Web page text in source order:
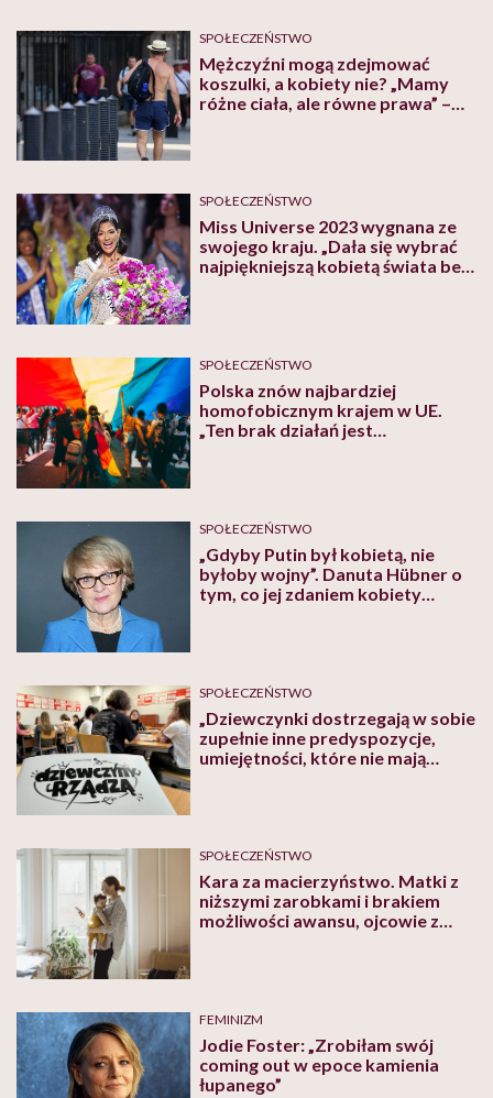
SPOŁECZEŃSTWO
Mężczyźni mogą zdejmować
koszulki, a kobiety nie? „Mamy
różne ciała, ale równe prawa” –
SPOŁECZEŃSTWO
Miss Universe 2023 wygnana ze
swojego kraju. „Dała się wybrać
najpiękniejszą kobietą świata bez
SPOŁECZEŃSTWO
Polska znów najbardziej
homofobicznym krajem w UE.
„Ten brak działań jest
SPOŁECZEŃSTWO
„Gdyby Putin był kobietą, nie
byłoby wojny”. Danuta Hübner o
tym, co jej zdaniem kobiety
SPOŁECZEŃSTWO
„Dziewczynki dostrzegają w sobie
zupełnie inne predyspozycje,
umiejętności, które nie mają
SPOŁECZEŃSTWO
Kara za macierzyństwo. Matki z
niższymi zarobkami i brakiem
możliwości awansu, ojcowie z
FEMINIZM
Jodie Foster: „Zrobiłam swój
coming out w epoce kamienia
łupanego”